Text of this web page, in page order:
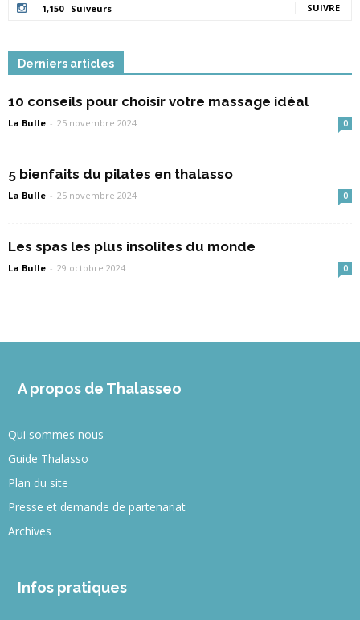
1,150 Suiveurs SUIVRE
Derniers articles
10 conseils pour choisir votre massage idéal
La Bulle - 25 novembre 2024 0
5 bienfaits du pilates en thalasso
La Bulle - 25 novembre 2024 0
Les spas les plus insolites du monde
La Bulle - 29 octobre 2024 0
A propos de Thalasseo
Qui sommes nous
Guide Thalasso
Plan du site
Presse et demande de partenariat
Archives
Infos pratiques